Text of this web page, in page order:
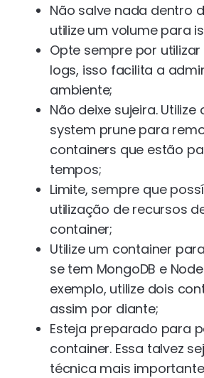
Não salve nada dentro
utilize um volume para
Opte sempre por
logs, isso facilita a
ambiente;
Não deixe sujeira. Utilize
system prune para
containers que estão
tempos;
Limite, sempre que
utilização de recursos
container;
Utilize um container
se tem MongoDB e
exemplo, utilize dois
assim por diante;
Esteja preparado para
container. Essa talvez
técnica mais